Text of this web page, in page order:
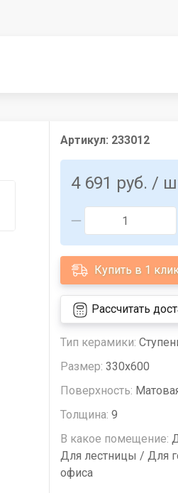
Артикул: 233012
4 691 руб. /
Купить в 1
Рассчитать
Тип керамики:
Размер: 330x600
Поверхность:
Толщина: 9
В какое помещение:
Для лестницы / Для
офиса